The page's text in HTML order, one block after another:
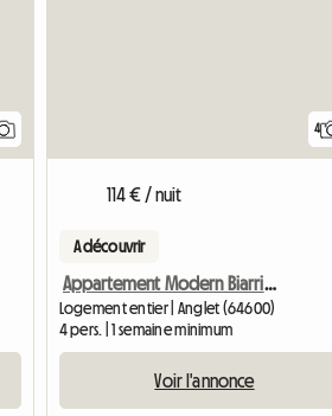
4
114 € / nuit
A découvrir
Appartement Modern Biarritz/Anglet Plage
Logement entier | Anglet (64600)
4 pers. | 1 semaine minimum
Voir l'annonce